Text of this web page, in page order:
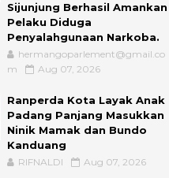
Sijunjung Berhasil Amankan
Pelaku Diduga
Penyalahgunaan Narkoba.
hermangoparlement@gmail.co
m
Aug 07, 2026
Ranperda Kota Layak Anak
Padang Panjang Masukkan
Ninik Mamak dan Bundo
Kanduang
RIFNALDI Aug 07, 2026